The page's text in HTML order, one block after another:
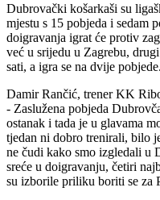
Dubrovački košarkaši su
mjestu s 15 pobjeda i sedam
doigravanja igrat će protiv
već u srijedu u Zagrebu,
sati, a igra se na dvije pobjede.
Damir Rančić, trener KK
- Zaslužena pobjeda
ostanak i tada je u glavama
tjedan ni dobro trenirali, bilo
ne čudi kako smo izgledali u
sreće u doigravanju, četiri
su izborile priliku boriti se za